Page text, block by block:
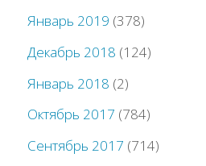
Январь 2019 (378)
Декабрь 2018 (124)
Январь 2018 (2)
Октябрь 2017 (784)
Сентябрь 2017 (714)